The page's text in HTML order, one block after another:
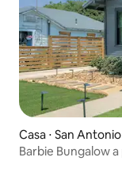
Casa ⋅ San Antonio
Barbie Bungalow